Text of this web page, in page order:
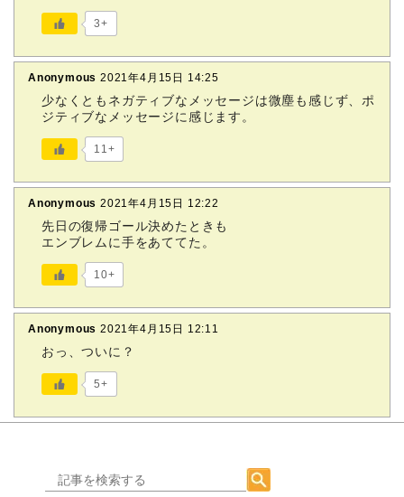
3+
Anonymous 2021年4月15日 14:25
少なくともネガティブなメッセージは微塵も感じず、ポ
ジティブなメッセージに感じます。
11+
Anonymous 2021年4月15日 12:22
先日の復帰ゴール決めたときも
エンブレムに手をあててた。
10+
Anonymous 2021年4月15日 12:11
おっ、ついに？
5+